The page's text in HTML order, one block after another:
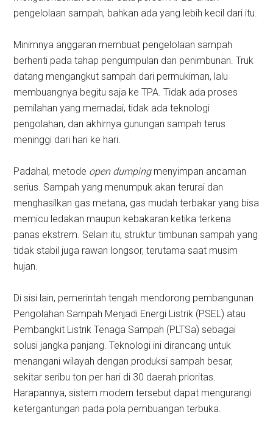
pengelolaan sampah, bahkan ada yang lebih kecil dari itu.
Minimnya anggaran membuat pengelolaan sampah
berhenti pada tahap pengumpulan dan penimbunan. Truk
datang mengangkut sampah dari permukiman, lalu
membuangnya begitu saja ke TPA. Tidak ada proses
pemilahan yang memadai, tidak ada teknologi
pengolahan, dan akhirnya gunungan sampah terus
meninggi dari hari ke hari.
Padahal, metode open dumpingmenyimpan ancaman
serius. Sampah yang menumpuk akan terurai dan
menghasilkan gas metana, gas mudah terbakar yang bisa
memicu ledakan maupun kebakaran ketika terkena
panas ekstrem. Selain itu, struktur timbunan sampah yang
tidak stabil juga rawan longsor, terutama saat musim
hujan.
Di sisi lain, pemerintah tengah mendorong pembangunan
Pengolahan Sampah Menjadi Energi Listrik (PSEL) atau
Pembangkit Listrik Tenaga Sampah (PLTSa) sebagai
solusi jangka panjang. Teknologi ini dirancang untuk
menangani wilayah dengan produksi sampah besar,
sekitar seribu ton per hari di 30 daerah prioritas.
Harapannya, sistem modern tersebut dapat mengurangi
ketergantungan pada pola pembuangan terbuka.